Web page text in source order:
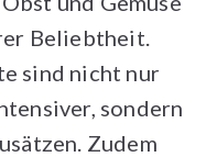
Beliebtheit.
sind nicht nur
sondern
Zudem